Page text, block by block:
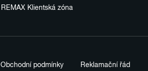
REMAX Klientská zóna
Obchodní podmínky Reklamační řád